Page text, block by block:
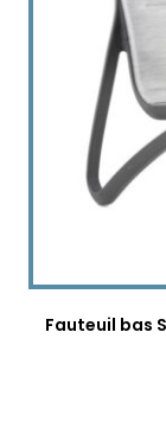
Fauteuil bas